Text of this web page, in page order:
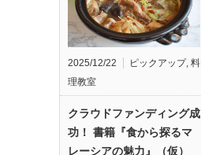
2025/12/22 ピックアップ, 料
理教室
クラウドファンディング成
功！ 書籍『食から探るマ
レーシアの魅力』（仮）